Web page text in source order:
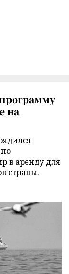
на
в аренду для
страны.